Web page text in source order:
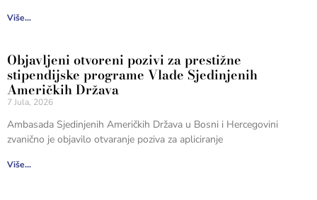
Više...
Objavljeni otvoreni pozivi za prestižne
stipendijske programe Vlade Sjedinjenih
Američkih Država
7 Jula, 2026
Ambasada Sjedinjenih Američkih Država u Bosni i Hercegovini
zvanično je objavilo otvaranje poziva za apliciranje
Više...